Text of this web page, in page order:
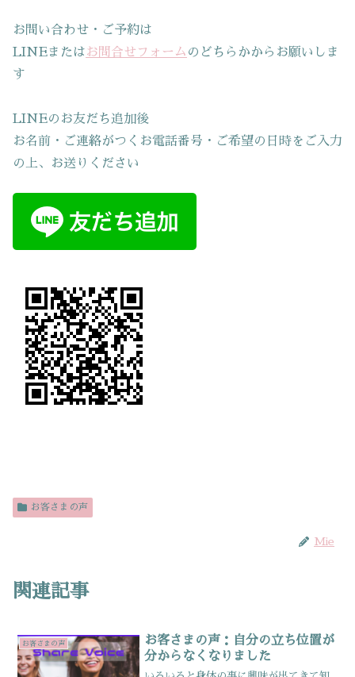
お問い合わせ・ご予約は
LINEまたはお問合せフォーム のどちらかからお願いしま
す
LINEのお友だち追加後
お名前・ご連絡がつくお電話番号・ご希望の日時をご入力
の上、お送りください
お客さまの声
Mie
関連記事
お客さまの声
お客さまの声：自分の立ち位置が
分からなくなりました